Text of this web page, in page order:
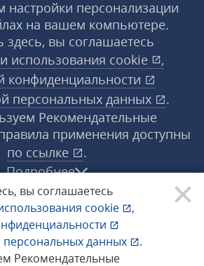
вы соглашаетесь
cookie
,
персональных данных
.
Рекомендательные
персонализации
на вашем компьютере.
здесь, вы соглашаетесь
использования cookie
,
конфиденциальности
персональных данных
.
Рекомендательные
применения доступны
по ссылке
.
Подробнее
«1С‑Рарус» ®. Все права
защищены.